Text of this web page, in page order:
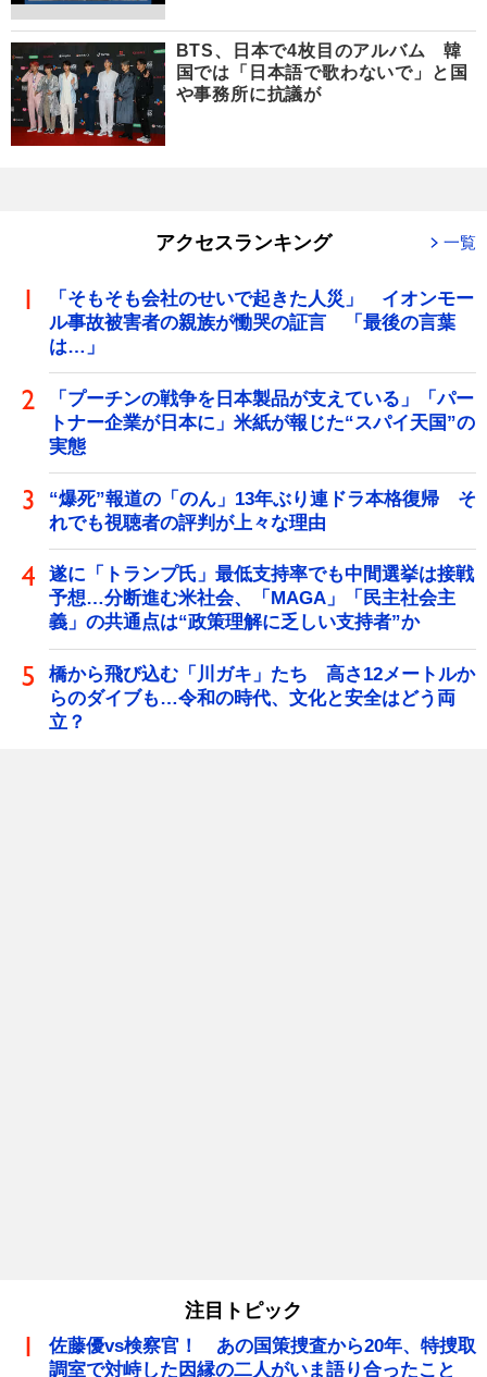
BTS、日本で4枚目のアルバム 韓
国では「日本語で歌わないで」と国
や事務所に抗議が
アクセスランキング 一覧
「そもそも会社のせいで起きた人災」 イオンモー
ル事故被害者の親族が慟哭の証言 「最後の言葉
は…」
「プーチンの戦争を日本製品が支えている」「パー
トナー企業が日本に」米紙が報じた“スパイ天国”の
実態
“爆死”報道の「のん」13年ぶり連ドラ本格復帰 そ
れでも視聴者の評判が上々な理由
遂に「トランプ氏」最低支持率でも中間選挙は接戦
予想…分断進む米社会、「MAGA」「民主社会主
義」の共通点は“政策理解に乏しい支持者”か
橋から飛び込む「川ガキ」たち 高さ12メートルか
らのダイブも…令和の時代、文化と安全はどう両
立？
注目トピック
佐藤優vs検察官！ あの国策捜査から20年、特捜取
調室で対峙した因縁の二人がいま語り合ったこと